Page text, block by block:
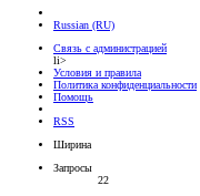
Russian (RU)
Связь с администрацией
li>
Условия и правила
Политика конфиденциальности
Помощь
RSS
Ширина
Запросы
22